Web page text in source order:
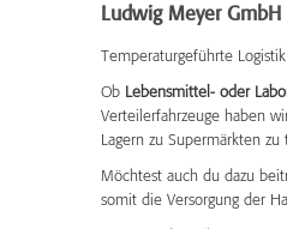
Ludwig Meyer GmbH
Temperaturgeführte
Ob Lebensmittel- oder
Verteilerfahrzeuge haben
Lagern zu Supermärkten
Möchtest auch du dazu
somit die Versorgung der